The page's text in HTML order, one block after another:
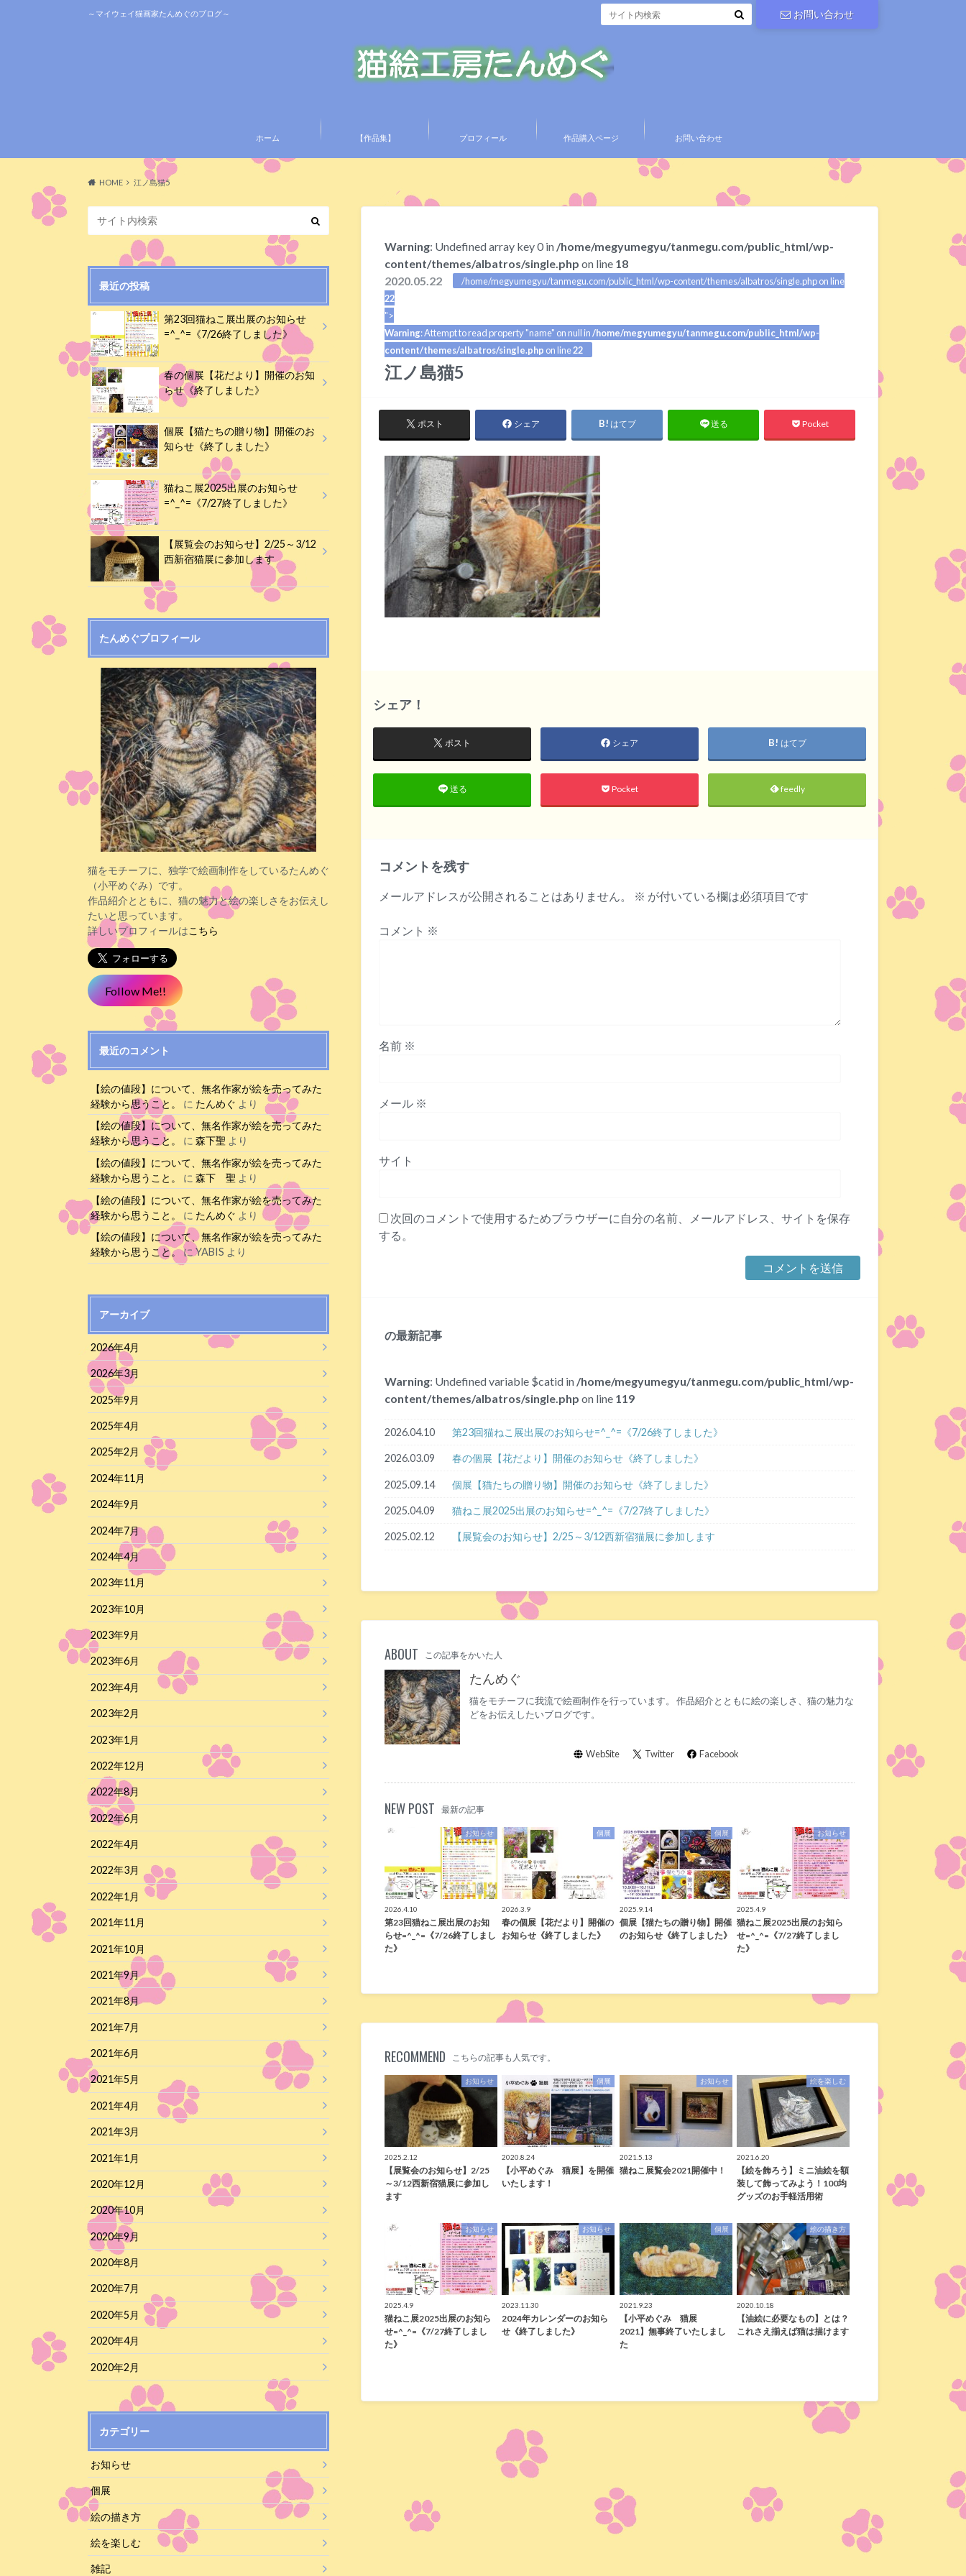
～マイウェイ猫画家たんめぐのブログ～ お問い合わせ
ホーム 【作品集】 プロフィール 作品購入ページ お問い合わせ
HOME 江ノ島猫5
Warning: Undefined array key 0 in /home/megyumegyu/tanmegu.com/public_html/wp-
content/themes/albatros/single.php on line 18
2020.05.22
/home/megyumegyu/tanmegu.com/public_html/wp-content/themes/albatros/single.php on line
22
">
Warning: Attempt to read property "name" on null in/home/megyumegyu/tanmegu.com/public_html/wp-
content/themes/albatros/single.php on line22
江ノ島猫5
ポスト シェア はてブ 送る Pocket
シェア！
ポスト シェア はてブ
送る Pocket feedly
コメントを残す
メールアドレスが公開されることはありません。 ※ が付いている欄は必須項目です
コメント ※
名前 ※
メール ※
サイト
次回のコメントで使用するためブラウザーに自分の名前、メールアドレス、サイトを保存
する。
の最新記事
Warning: Undefined variable $catid in /home/megyumegyu/tanmegu.com/public_html/wp-
content/themes/albatros/single.php on line 119
2026.04.10 第23回猫ねこ展出展のお知らせ=^_^=《7/26終了しました》
2026.03.09 春の個展【花だより】開催のお知らせ《終了しました》
2025.09.14 個展【猫たちの贈り物】開催のお知らせ《終了しました》
2025.04.09 猫ねこ展2025出展のお知らせ=^_^=《7/27終了しました》
2025.02.12 【展覧会のお知らせ】2/25～3/12西新宿猫展に参加します
ABOUT この記事をかいた人
たんめぐ
猫をモチーフに我流で絵画制作を行っています。 作品紹介とともに絵の楽しさ、猫の魅力な
どをお伝えしたいブログです。
WebSite Twitter Facebook
NEW POST 最新の記事
お知らせ
2026.4.10
第23回猫ねこ展出展のお知
らせ=^_^=《7/26終了しまし
た》
個展
2026.3.9
春の個展【花だより】開催の
お知らせ《終了しました》
個展
2025.9.14
個展【猫たちの贈り物】開催
のお知らせ《終了しました》
お知らせ
2025.4.9
猫ねこ展2025出展のお知ら
せ=^_^=《7/27終了しまし
た》
RECOMMEND こちらの記事も人気です。
お知らせ
2025.2.12
【展覧会のお知らせ】2/25
～3/12西新宿猫展に参加し
ます
個展
2020.8.24
【小平めぐみ 猫展】を開催
いたします！
お知らせ
2021.5.13
猫ねこ展覧会2021開催中！
絵を楽しむ
2021.6.20
【絵を飾ろう】ミニ油絵を額
装して飾ってみよう！100均
グッズのお手軽活用術
お知らせ
2025.4.9
猫ねこ展2025出展のお知ら
せ=^_^=《7/27終了しまし
た》
お知らせ
2023.11.30
2024年カレンダーのお知ら
せ《終了しました》
個展
2021.9.23
【小平めぐみ 猫展
2021】無事終了いたしまし
た
絵の描き方
2020.10.18
【油絵に必要なもの】とは？
これさえ揃えば猫は描けます
最近の投稿
第23回猫ねこ展出展のお知らせ
=^_^=《7/26終了しました》
春の個展【花だより】開催のお知
らせ《終了しました》
個展【猫たちの贈り物】開催のお
知らせ《終了しました》
猫ねこ展2025出展のお知らせ
=^_^=《7/27終了しました》
【展覧会のお知らせ】2/25～3/12
西新宿猫展に参加します
たんめぐプロフィール
猫をモチーフに、独学で絵画制作をしているたんめぐ
（小平めぐみ）です。
作品紹介とともに、猫の魅力と絵の楽しさをお伝えし
たいと思っています。
詳しいプロフィールはこちら
Follow Me!!
最近のコメント
【絵の値段】について、無名作家が絵を売ってみた
経験から思うこと。
に たんめぐ より
【絵の値段】について、無名作家が絵を売ってみた
経験から思うこと。
に森下聖 より
【絵の値段】について、無名作家が絵を売ってみた
経験から思うこと。
に森下 聖 より
【絵の値段】について、無名作家が絵を売ってみた
経験から思うこと。
に たんめぐ より
【絵の値段】について、無名作家が絵を売ってみた
経験から思うこと。にYABIS より
アーカイブ
2026年4月
2026年3月
2025年9月
2025年4月
2025年2月
2024年11月
2024年9月
2024年7月
2024年4月
2023年11月
2023年10月
2023年9月
2023年6月
2023年4月
2023年2月
2023年1月
2022年12月
2022年8月
2022年6月
2022年4月
2022年3月
2022年1月
2021年11月
2021年10月
2021年9月
2021年8月
2021年7月
2021年6月
2021年5月
2021年4月
2021年3月
2021年1月
2020年12月
2020年10月
2020年9月
2020年8月
2020年7月
2020年5月
2020年4月
2020年2月
カテゴリー
お知らせ
個展
絵の描き方
絵を楽しむ
雑記